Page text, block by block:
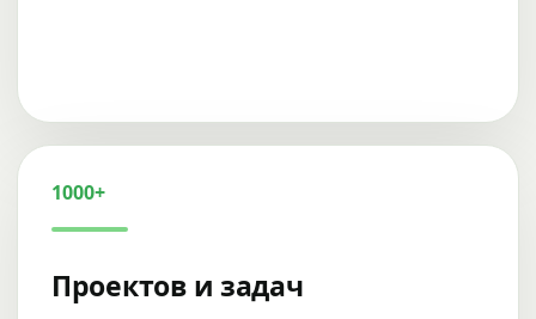
1000+
Проектов и задач